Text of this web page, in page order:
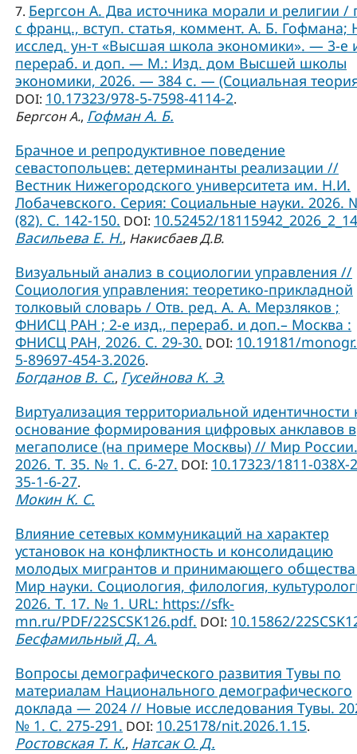
7. Бергсон А. Два источника морали и религии /
с франц., вступ. статья, коммент. А. Б. Гофмана;
исслед. ун-т «Высшая школа экономики». — 3-е
перераб. и доп. — М.: Изд. дом Высшей школы
экономики, 2026. — 384 с. — (Социальная
DOI: 10.17323/978-5-7598-4114-2.
Бергсон А., Гофман А. Б.
Брачное и репродуктивное поведение
севастопольцев: детерминанты реализации //
Вестник Нижегородского университета им. Н.И.
Лобачевского. Серия: Социальные науки. 2026.
(82). С. 142-150. DOI: 10.52452/
Васильева Е. Н., Накисбаев Д.В.
Визуальный анализ в социологии управления //
Социология управления: теоретико-прикладной
толковый словарь / Отв. ред. А. А. Мерзляков ;
ФНИСЦ РАН ; 2-е изд., перераб. и доп.– Москва :
ФНИСЦ РАН, 2026. С. 29-30. DOI: 10.19181/
5-89697-454-3.2026.
Богданов В. С., Гусейнова К. Э.
Виртуализация территориальной идентичности
основание формирования цифровых анклавов в
мегаполисе (на примере Москвы) // Мир России.
2026. Т. 35. № 1. С. 6-27. DOI: 10.17323/1811-038Х-
35-1-6-27.
Мокин К. С.
Влияние сетевых коммуникаций на характер
установок на конфликтность и консолидацию
молодых мигрантов и принимающего
Мир науки. Социология, филология,
2026. Т. 17. № 1. URL: https://sfk-
mn.ru/PDF/22SCSK126.pdf. DOI: 10.15862/
Бесфамильный Д. А.
Вопросы демографического развития Тувы по
материалам Национального демографического
доклада — 2024 // Новые исследования Тувы.
№ 1. С. 275-291. DOI: 10.25178/nit.2026.1.15.
Ростовская Т. К., Натсак О. Д.